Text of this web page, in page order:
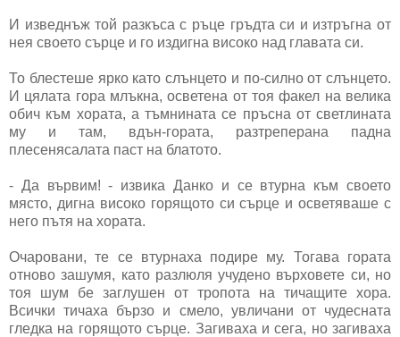
И изведнъж той разкъса с ръце гръдта си и изтръгна от
нея своето сърце и го издигна високо над главата си.
То блестеше ярко като слънцето и по-силно от слънцето.
И цялата гора млъкна, осветена от тоя факел на велика
обич към хората, а тъмнината се пръсна от светлината
му и там, вдън-гората, разтреперана падна
плесенясалата паст на блатото.
- Да вървим! - извика Данко и се втурна към своето
място, дигна високо горящото си сърце и осветяваше с
него пътя на хората.
Очаровани, те се втурнаха подире му. Тогава гората
отново зашумя, като разлюля учудено върховете си, но
тоя шум бе заглушен от тропота на тичащите хора.
Всички тичаха бързо и смело, увличани от чудесната
гледка на горящото сърце. Загиваха и сега, но загиваха